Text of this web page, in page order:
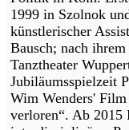
1999 in Szolnok
künstlerischer
Bausch; nach
Tanztheater
Jubiläumsspielzeit
Wim Wenders'
verloren“. Ab 2015